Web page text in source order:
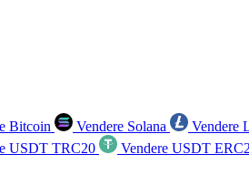
Bitcoin Vendere Solana Vendere
USDT TRC20
Vendere USDT